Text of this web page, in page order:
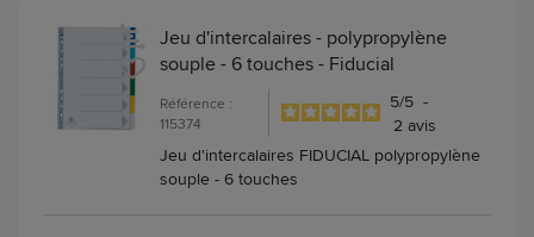
Jeu d'intercalaires - polypropylène
souple - 6 touches - Fiducial
Référence :
115374
5/5 -
2avis
Jeu d'intercalaires FIDUCIAL polypropylène
souple - 6 touches